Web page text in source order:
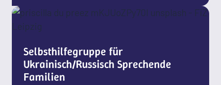
Selbsthilfegruppe für
Ukrainisch/Russisch Sprechende
Familien